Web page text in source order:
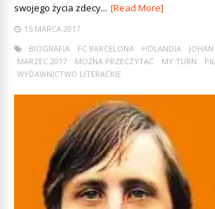
swojego życia zdecy... [Read More]
15 MARCA 2017
BIOGRAFIA
FC BARCELONA HOLANDIA
MARZEC 2017
MOŻNA PRZECZYTAĆ MY TURN
WYDAWNICTWO LITERACKIE